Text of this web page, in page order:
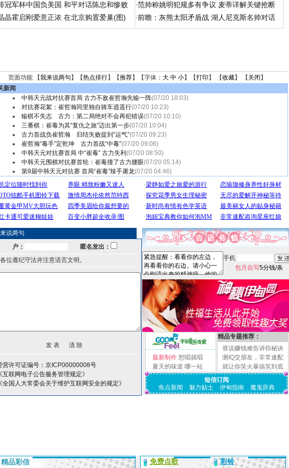
冠军杯中国负美国 和平对话陈忠和惨败
晶霍启刚爱意正浓 在北京购置爱巢(图)
·范帅称姚明犯规多有争议 麦蒂详解关键抢断
·前瞻：灰熊太阳矛盾战 湖人尼克斯名帅对话
页面功能 【我来说两句 】【热点排行】【推荐】【字体： 大 中 小】【打印 】 【收藏】 【 关闭 】
新闻
中韩天元战对抗赛首局 古力不敌崔哲瀚先输一阵(07/20 18:03)
对抗赛花絮：崔哲瀚同里独自骑车逍遥行(07/20 10:23)
输棋不失志 古力：第二局绝对不会再犯错误(07/20 10:10)
三番棋：崔毒为其“复仇之旅”迈出第一步(07/20 10:04)
古力首战负崔哲瀚 归结失败提到“运气”(07/20 09:23)
崔哲瀚“毒手”定乾坤 古力首战“中毒”(07/20 09:06)
中韩天元对抗赛首局 中“崔毒” 古力失利 (07/20 08:50)
中韩天元围棋对抗赛首轮：崔毒撞了古力腰眼(07/20 05:14)
第9届中韩天元对抗赛 首局“崔毒”辣手屠龙(07/20 04:46)
说两句
户：
匿名发出：
位遵纪守法并注意语言文明。
营许可证编号：京ICP00000008号
互联网电子公告服务管理规定》
全国人大常委会关于维护互联网安全的规定》
手机
包月自写5分钱/条
最新制作 想唱就唱
夏天的味道 哪一站
精品专题推荐：
谁说赚钱难告诉你秘诀
测IQ交朋友，非常速配
就让你笑火暴搞笑到底
短信订阅
焦点新闻
魅力贴士 伊甸指南 魔鬼辞典